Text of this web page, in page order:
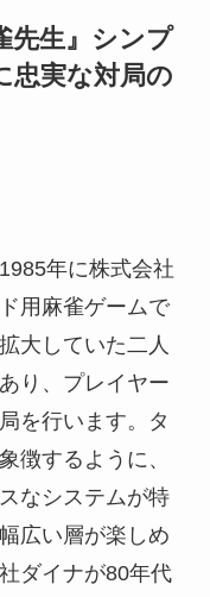
先生』シンプ
忠実な対局の
年に株式会社
用麻雀ゲームで
大していた二人
り、プレイヤー
を行います。タ
徴するように、
なシステムが特
広い層が楽しめ
ダイナが80年代